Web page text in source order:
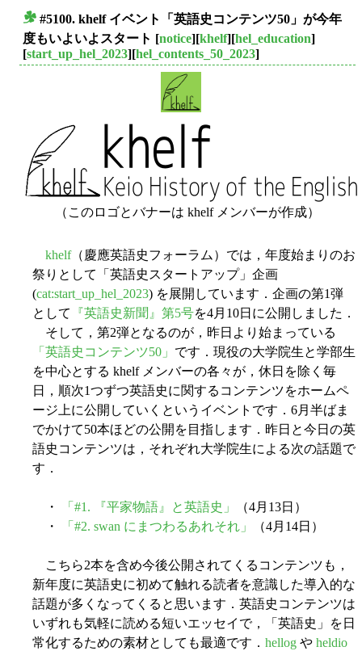
#5100. khelf イベント「英語史コンテンツ50」が今年
度もいよいよスタート [notice][khelf][hel_education]
[start_up_hel_2023][hel_contents_50_2023]
（このロゴとバナーは khelf メンバーが作成）
khelf（慶應英語史フォーラム）では，年度始まりのお
祭りとして「英語史スタートアップ」企画
(cat:start_up_hel_2023) を展開しています．企画の第1弾
として
『英語史新聞』第5号を4月10日に公開しました．
そして，第2弾となるのが，昨日より始まっている
「英語史コンテンツ50」 です．現役の大学院生と学部生
を中心とする khelf メンバーの各々が，休日を除く毎
日，順次1つずつ英語史に関するコンテンツをホームペ
ージ上に公開していくというイベントです．6月半ばま
でかけて50本ほどの公開を目指します．昨日と今日の英
語史コンテンツは，それぞれ大学院生による次の話題で
す．
・ 「#1. 『平家物語』と英語史」
（4月13日）
・
「#2. swan にまつわるあれそれ」 （4月14日）
こちら2本を含め今後公開されてくるコンテンツも，
新年度に英語史に初めて触れる読者を意識した導入的な
話題が多くなってくると思います．英語史コンテンツは
いずれも気軽に読める短いエッセイで，「英語史」を日
常化するための素材としても最適です． hellog や heldio